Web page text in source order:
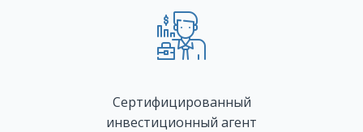
Сертифицированный
инвестиционный агент